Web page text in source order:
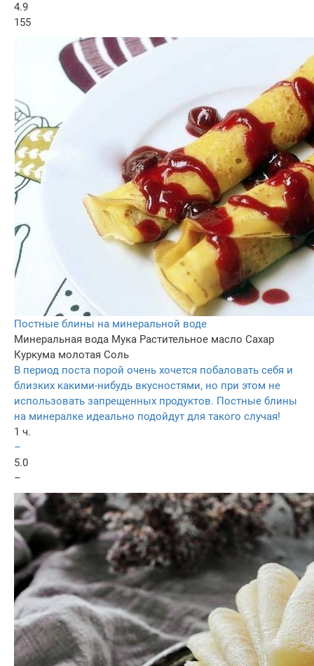
4.9
155
Постные блины на минеральной воде
Минеральная вода Мука Растительное масло Сахар
Куркума молотая Соль
В период поста порой очень хочется побаловать себя и
близких какими-нибудь вкусностями, но при этом не
использовать запрещенных продуктов. Постные блины
на минералке идеально подойдут для такого случая!
1 ч.
–
5.0
–